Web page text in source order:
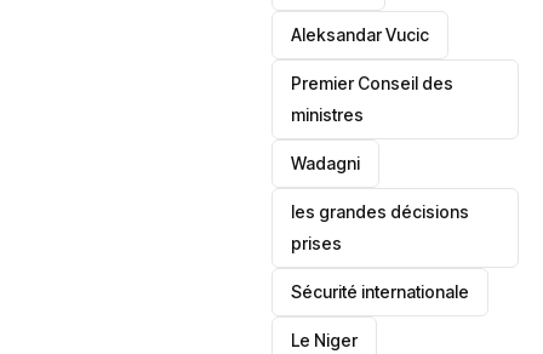
Aleksandar Vucic
‎Premier Conseil des
ministres
Wadagni
les grandes décisions
prises
‎Sécurité internationale
Le Niger